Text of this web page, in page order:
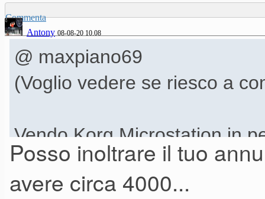
Commenta
Antony 08-08-20 10.08
@ maxpiano69
(Voglio vedere se riesco a
Vendo Korg Microstation in
completa di alimentatore,
per mutate esigenze ed
Posso inoltrare il tuo
avere circa 4000...